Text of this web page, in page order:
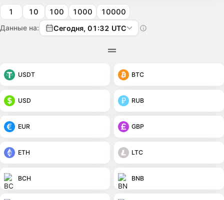
1 10 100 1000 10000
Данные на: Сегодня, 01:32 UTC
USDT BTC
USD RUB
EUR GBP
ETH LTC
BCH BNB